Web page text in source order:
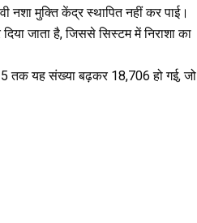
नशा मुक्ति केंद्र स्थापित नहीं कर पाई।
जाता है, जिससे सिस्टम में निराशा का
तक यह संख्या बढ़कर 18,706 हो गई, जो